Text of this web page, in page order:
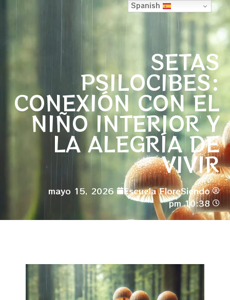
SETAS
PSILOCIBES:
CONEXIÓN CON EL
NIÑO INTERIOR Y
LA ALEGRÍA DE
VIVIR
Escuela FloreSiendo
mayo 15, 2026
10:38 pm
Spanish